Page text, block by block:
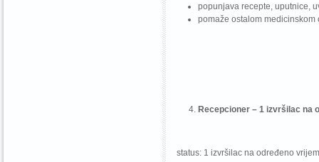
popunjava recepte, uputnice,
pomaže ostalom
Recepcioner – 1 izvršilac na
status: 1 izvršilac na određeno